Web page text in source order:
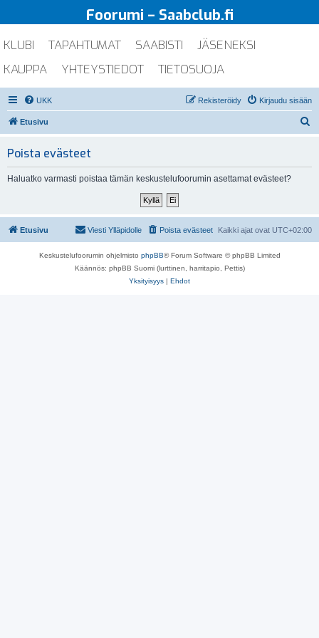
Foorumi – Saabclub.fi
KLUBI TAPAHTUMAT SAABISTI
JÄSENEKSI
KAUPPA
YHTEYSTIEDOT TIETOSUOJA
UKK Kirjaudu sisään
Rekisteröidy
Etusivu
Poista evästeet
Haluatko varmasti poistaa tämän keskustelufoorumin asettamat evästeet?
Etusivu Kaikki ajat ovat UTC+02:00
Poista evästeet
Viesti Ylläpidolle
Keskustelufoorumin ohjelmisto phpBB® Forum Software © phpBB Limited
Käännös: phpBB Suomi (lurttinen, harritapio, Pettis)
Yksityisyys | Ehdot